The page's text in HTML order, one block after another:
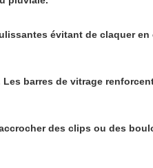
évitant de claquer en
barres de vitrage
des clips ou des